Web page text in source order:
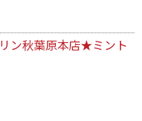
ン秋葉原本店★ミント